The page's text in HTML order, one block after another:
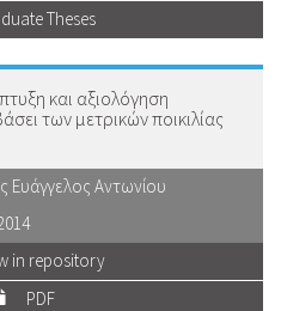
Theses
και αξιολόγηση
των μετρικών ποικιλίας
Ευάγγελος Αντωνίου
in repository
PDF